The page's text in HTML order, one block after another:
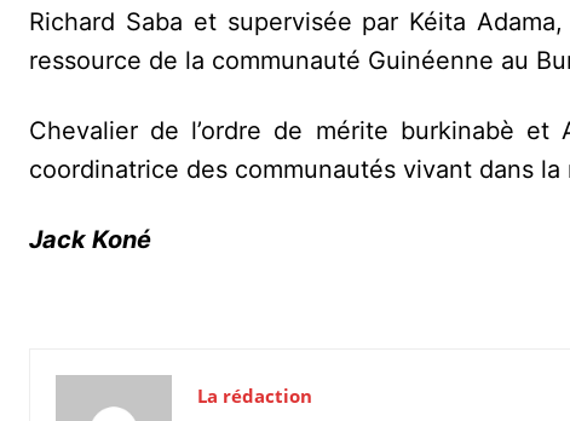
Richard Saba et supervisée par Kéita
ressource de la communauté Guinéenne au
Chevalier de l’ordre de mérite burkinabè
coordinatrice des communautés vivant dans la
Jack Koné
La rédaction